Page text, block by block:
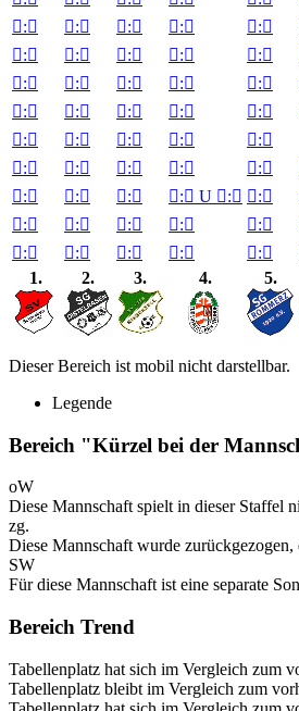
1. 2. 3. 4. 5.
: : : : :
: : : : :
: : : : :
: : : : :
: : : : :
: : : : :
: : : : U : :
: : : : :
: : : : :
Dieser Bereich ist mobil nicht darstellbar.
Legende
Bereich "Kürzel bei der
oW
Diese Mannschaft spielt in dieser Staffel
zg.
Diese Mannschaft wurde
SW
Für diese Mannschaft ist eine separate
Bereich Trend
Tabellenplatz hat sich im Vergleich zum
Tabellenplatz bleibt im Vergleich zum